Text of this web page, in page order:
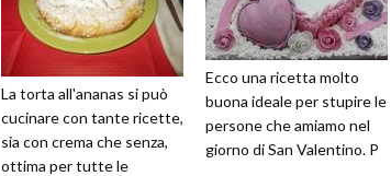
La torta all'ananas si può
cucinare con tante ricette,
sia con crema che senza,
ottima per tutte le
Ecco una ricetta molto
buona ideale per stupire le
persone che amiamo nel
giorno di San Valentino. P